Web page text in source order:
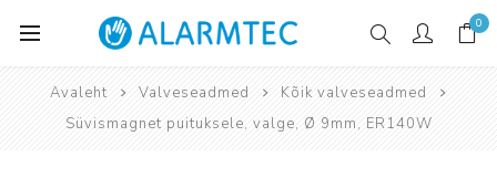
0
Avaleht Valveseadmed
Kõik valveseadmed
Süvismagnet puituksele, valge, Ø 9mm, ER140W